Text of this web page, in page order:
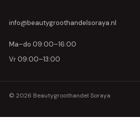
info@beautygroothandelsoraya.nl
Ma–do 09:00–16:00
Vr 09:00–13:00
© 2026 Beautygroothandel Soraya